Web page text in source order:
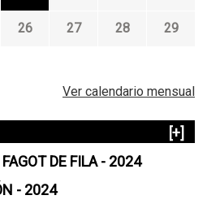
26 27 28 29
Ver calendario mensual
[+]
DE FILA - 2024
- 2024